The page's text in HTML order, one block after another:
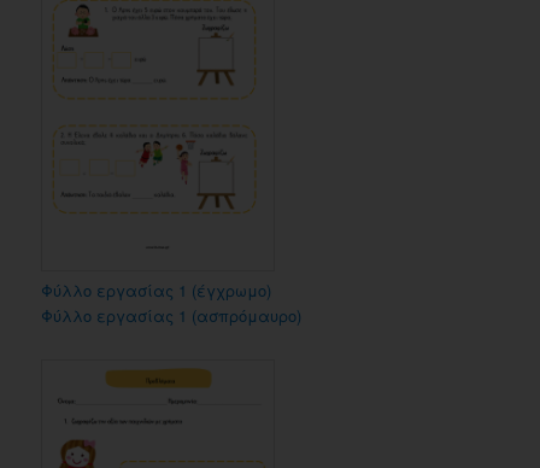
Φύλλο εργασίας 1 (έγχρωμο)
Φύλλο εργασίας 1 (ασπρόμαυρο)